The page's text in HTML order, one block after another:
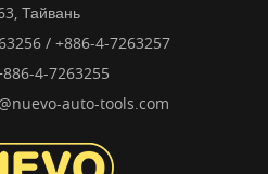
Тайвань
/ +886-4-7263257
4-7263255
auto-tools.com